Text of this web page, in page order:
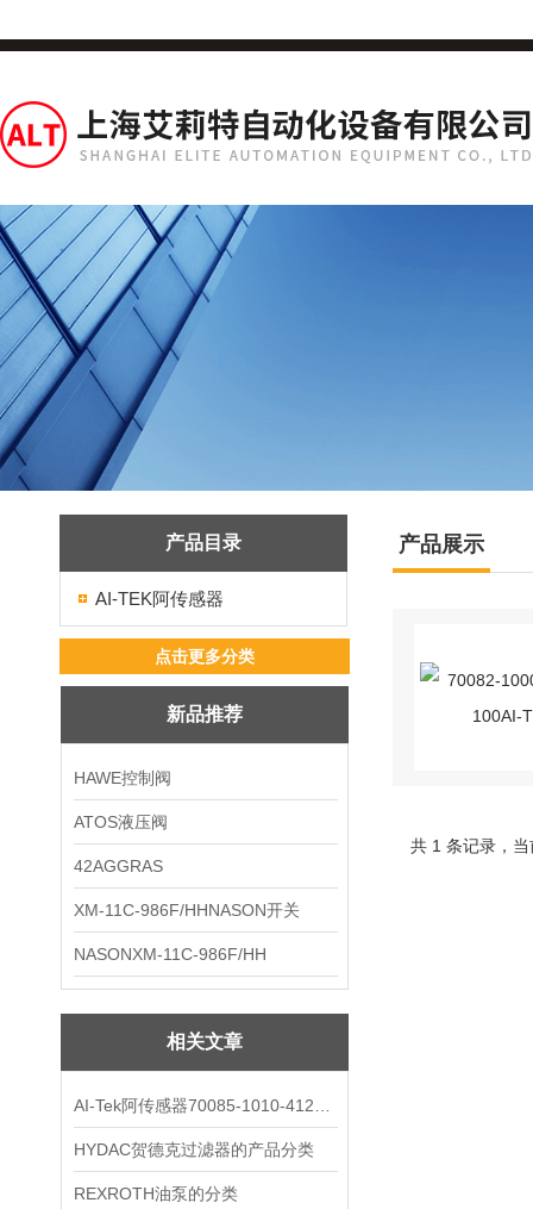
产品目录
AI-TEK阿传感器
点击更多分类
新品推荐
HAWE控制阀
ATOS液压阀
42AGGRAS
XM-11C-986F/HHNASON开关
NASONXM-11C-986F/HH
相关文章
HYDAC贺德克过滤器的产品分类
REXROTH油泵的分类
产品展示
共 1 条记录，